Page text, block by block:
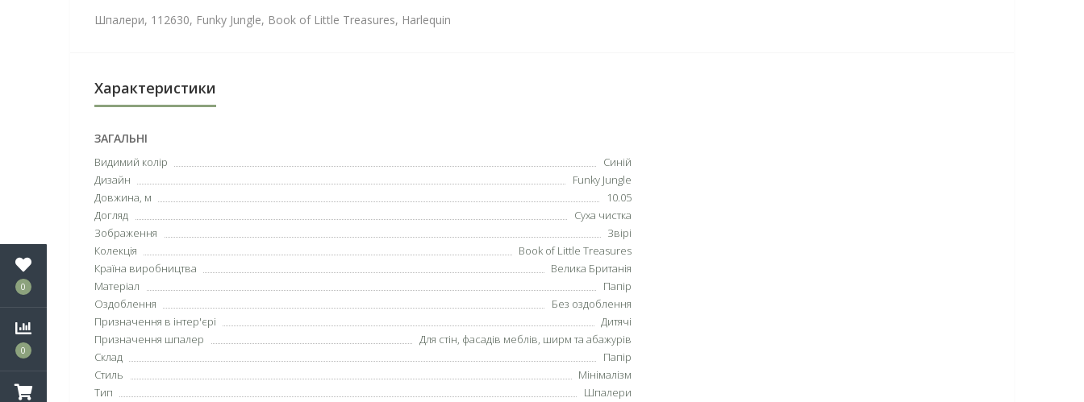
0
0
Шпалери, 112630, Funky Jungle, Book of Little Treasures, Harlequin
Характеристики
ЗАГАЛЬНІ
Видимий колір
Синій
Дизайн
Funky Jungle
Довжина, м
10.05
Догляд
Суха чистка
Зображення
Звірі
Колекція
Book of Little Treasures
Країна виробництва
Велика Британія
Матеріал
Папір
Оздоблення
Без оздоблення
Призначення в інтер'єрі
Дитячі
Призначення шпалер
Для стін, фасадів меблів, ширм та абажурів
Склад
Папір
Стиль
Мінімалізм
Тип
Шпалери